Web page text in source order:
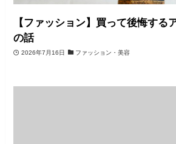
【ファッション】買って後悔する
の話
2026年7月16日 ファッション・美容